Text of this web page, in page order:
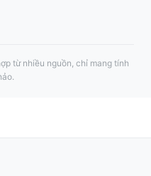
từ nhiều nguồn, chỉ mang tính